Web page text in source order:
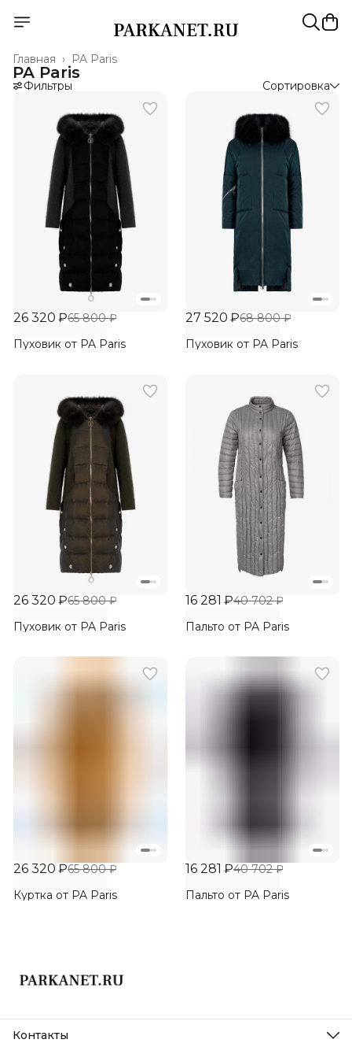
PA Paris
Главная ›
PA Paris
Фильтры Сортировка
26 320 ₽65 800 ₽
Пуховик от PA Paris
27 520 ₽68 800 ₽
Пуховик от PA Paris
26 320 ₽65 800 ₽
Пуховик от PA Paris
16 281 ₽40 702 ₽
Пальто от PA Paris
26 320 ₽65 800 ₽
Куртка от PA Paris
16 281 ₽40 702 ₽
Пальто от PA Paris
Контакты